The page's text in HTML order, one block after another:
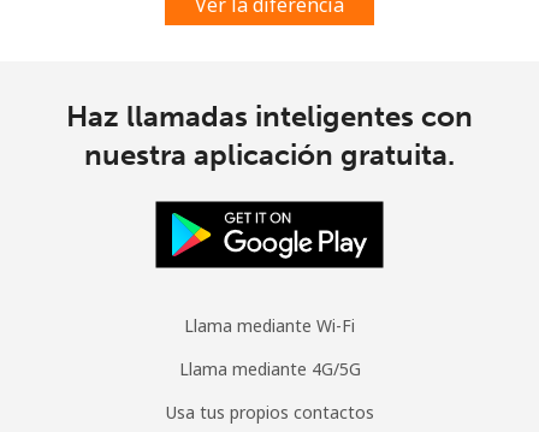
Haz llamadas inteligentes con
nuestra aplicación gratuita.
Llama mediante Wi-Fi
Llama mediante 4G/5G
Usa tus propios contactos